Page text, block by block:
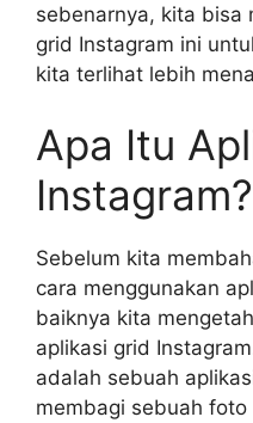
sebenarnya, kita bisa
grid Instagram ini
kita terlihat lebih
Apa Itu
Instagram?
Sebelum kita
cara menggunakan
baiknya kita
aplikasi grid
adalah sebuah
membagi sebuah